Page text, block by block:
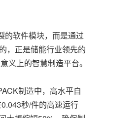
的软件模块，而是通过
，正是储能行业领先的
义上的智慧制造平台。
制造中，高水平自
秒/件的高速运行